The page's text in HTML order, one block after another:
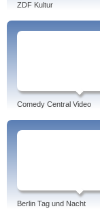
ZDF Kultur
Comedy Central Video
Berlin Tag und Nacht